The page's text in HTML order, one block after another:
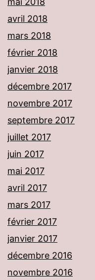
avril 2018
mars 2018
février 2018
janvier 2018
décembre 2017
novembre 2017
septembre 2017
juillet 2017
juin 2017
mai 2017
avril 2017
mars 2017
février 2017
janvier 2017
décembre 2016
novembre 2016